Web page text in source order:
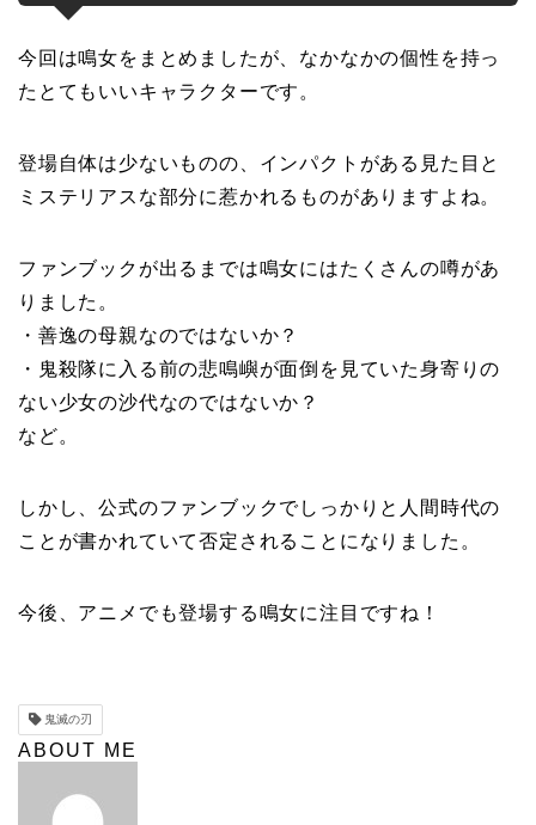
今回は鳴女をまとめましたが、なかなかの個性を持っ
たとてもいいキャラクターです。
登場自体は少ないものの、インパクトがある見た目と
ミステリアスな部分に惹かれるものがありますよね。
ファンブックが出るまでは鳴女にはたくさんの噂があ
りました。
・善逸の母親なのではないか？
・鬼殺隊に入る前の悲鳴嶼が面倒を見ていた身寄りの
ない少女の沙代なのではないか？
など。
しかし、公式のファンブックでしっかりと人間時代の
ことが書かれていて否定されることになりました。
今後、アニメでも登場する鳴女に注目ですね！
鬼滅の刃
ABOUT ME